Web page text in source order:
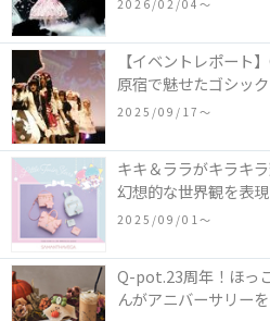
2026/02/04〜
【イベントレポート
原宿で魅せたゴシッ
2025/09/17〜
キキ＆ララがキラキ
幻想的な世界観を表
ツインスターズ』50
2025/09/01〜
Q-pot.23周年！ほっ
んがアニバーサリー